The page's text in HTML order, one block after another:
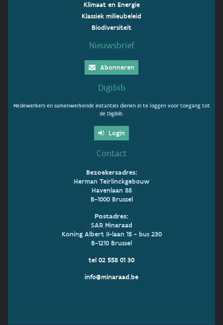
Klimaat en Energie
Klassiek milieubeleid
Biodiversiteit
Nieuwsbrief
Abonneren
Digibib
Medewerkers en samenwerkende instanties dienen in te loggen voor toegang tot
de Digibib.
Login
Contact
Bezoekersadres:
Herman Teirlinckgebouw
Havenlaan 88
B-1000 Brussel
Postadres:
SAR Minaraad
Koning Albert II-laan 15 - bus 230
B-1210 Brussel
tel 02 558 01 30
info@minaraad.be